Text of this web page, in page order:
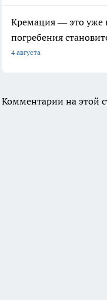
Кремация — это уже
погребения
4 августа
Комментарии на этой